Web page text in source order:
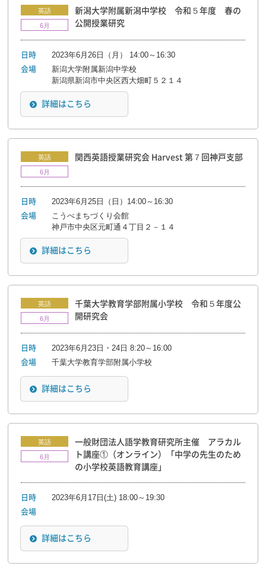
英語
6月
新潟大学附属新潟中学校 令和５年度 春の
公開授業研究
日時 2023年6月26日（月） 14:00～16:30
会場
新潟大学附属新潟中学校
新潟県新潟市中央区西大畑町５２１４
詳細はこちら
英語
6月
関西英語授業研究会 Harvest 第７回神戸支部
日時 2023年6月25日（日）14:00～16:30
会場
こうべまちづくり会館
神戸市中央区元町通４丁目２－１４
詳細はこちら
英語
6月
千葉大学教育学部附属小学校 令和５年度公
開研究会
日時 2023年6月23日・24日 8:20～16:00
会場 千葉大学教育学部附属小学校
詳細はこちら
英語
6月
一般財団法人語学教育研究所主催 アラカル
ト講座①（オンライン）「中学の先生のため
の小学校英語教育講座」
日時 2023年6月17日(土) 18:00～19:30
会場
詳細はこちら